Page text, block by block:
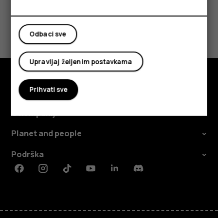
Da li vam je ovo bilo korisno?
Da Ne
Istražite
O kompaniji
Planet and people
Podrška
FacebookInstagramTiktokYoutubeLinkedinDiscord
Odbaci sve
Upravljaj željenim postavkama
Prihvati sve